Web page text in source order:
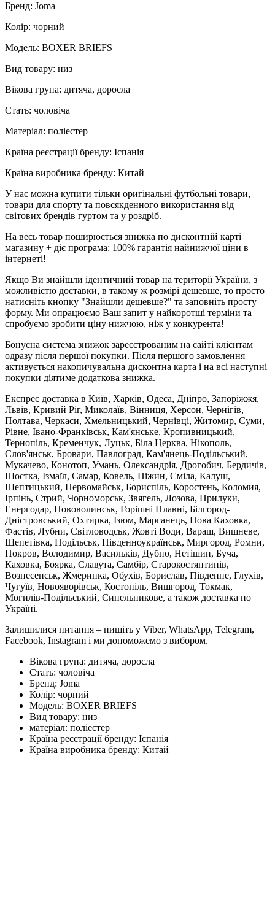
Бренд: Joma
Колір: чорний
Модель: BOXER BRIEFS
Вид товару: низ
Вікова група: дитяча, доросла
Стать: чоловіча
Матеріал: поліестер
Країна реєстрації бренду: Іспанія
Країна виробника бренду: Китай
У нас можна купити тільки оригінальні футбольні товари,
товари для спорту та повсякденного використання від
світових брендів гуртом та у роздріб.
На весь товар поширюється знижка по дисконтній карті
магазину + діє програма: 100% гарантія найнижчої ціни в
інтернеті!
Якщо Ви знайшли ідентичний товар на території України, з
можливістю доставки, в такому ж розмірі дешевше, то просто
натисніть кнопку "Знайшли дешевше?" та заповніть просту
форму. Ми опрацюємо Ваш запит у найкоротші терміни та
спробуємо зробити ціну нижчою, ніж у конкурента!
Бонусна система знижок зареєстрованим на сайті клієнтам
одразу після першої покупки. Після першого замовлення
активується накопичувальна дисконтна карта і на всі наступні
покупки діятиме додаткова знижка.
Експрес доставка в Київ, Харків, Одеса, Дніпро, Запоріжжя,
Львів, Кривий Ріг, Миколаїв, Вінниця, Херсон, Чернігів,
Полтава, Черкаси, Хмельницький, Чернівці, Житомир, Суми,
Рівне, Івано-Франківськ, Кам'янське, Кропивницький,
Тернопіль, Кременчук, Луцьк, Біла Церква, Нікополь,
Слов'янськ, Бровари, Павлоград, Кам'янець-Подільський,
Мукачево, Конотоп, Умань, Олександрія, Дрогобич, Бердичів,
Шостка, Ізмаїл, Самар, Ковель, Ніжин, Сміла, Калуш,
Шептицький, Первомайськ, Бориспіль, Коростень, Коломия,
Ірпінь, Стрий, Чорноморськ, Звягель, Лозова, Прилуки,
Енергодар, Нововолинськ, Горішні Плавні, Білгород-
Дністровський, Охтирка, Ізюм, Марганець, Нова Каховка,
Фастів, Лубни, Світловодськ, Жовті Води, Вараш, Вишневе,
Шепетівка, Подільськ, Південноукраїнськ, Миргород, Ромни,
Покров, Володимир, Васильків, Дубно, Нетішин, Буча,
Каховка, Боярка, Славута, Самбір, Старокостянтинів,
Вознесенськ, Жмеринка, Обухів, Борислав, Південне, Глухів,
Чугуїв, Новояворівськ, Костопіль, Вишгород, Токмак,
Могилів-Подільський, Синельникове, а також доставка по
Україні.
Залишилися питання – пишіть у Viber, WhatsApp, Telegram,
Facebook, Instagram і ми допоможемо з вибором.
Вікова група: дитяча, доросла
Стать: чоловіча
Бренд: Joma
Колір: чорний
Модель: BOXER BRIEFS
Вид товару: низ
матеріал: поліестер
Країна реєстрації бренду: Іспанія
Країна виробника бренду: Китай